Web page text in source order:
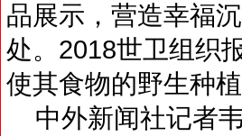
品展示，营造幸福
处。2018世卫组织
使其食物的野生种
中外新闻社记者